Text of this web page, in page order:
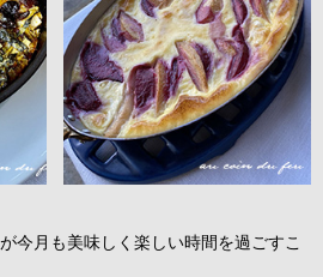
今月も美味しく楽しい時間を過ごすこ